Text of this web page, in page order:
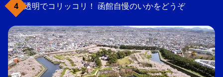
透明でコリッコリ！ 函館自慢のいかをどうぞ